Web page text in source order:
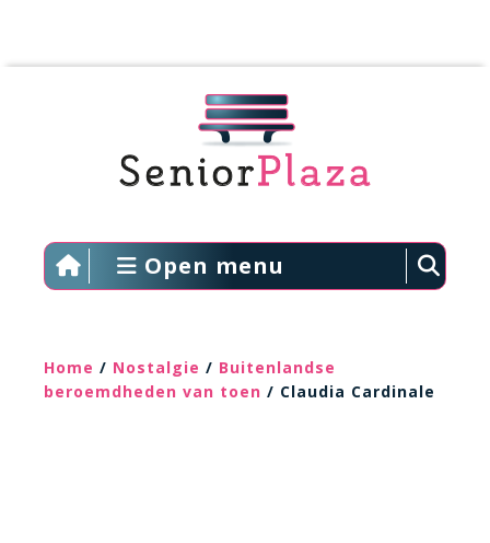
Open menu
Home / Nostalgie / Buitenlandse
beroemdheden van toen / Claudia Cardinale